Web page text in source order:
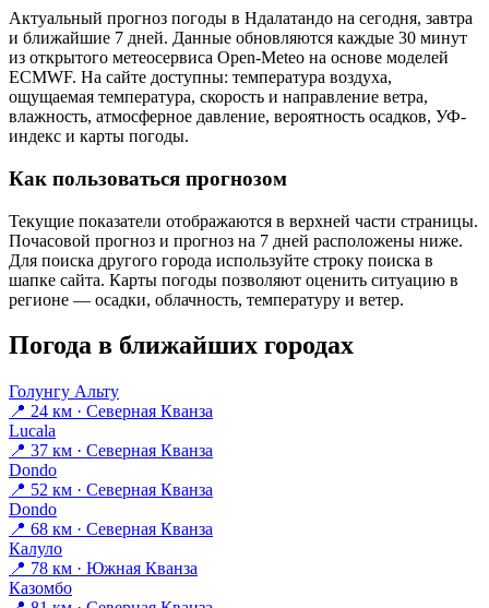
Актуальный прогноз погоды в Ндалатандо на сегодня, завтра
и ближайшие 7 дней. Данные обновляются каждые 30 минут
из открытого метеосервиса Open-Meteo на основе моделей
ECMWF. На сайте доступны: температура воздуха,
ощущаемая температура, скорость и направление ветра,
влажность, атмосферное давление, вероятность осадков, УФ-
индекс и карты погоды.
Как пользоваться прогнозом
Текущие показатели отображаются в верхней части страницы.
Почасовой прогноз и прогноз на 7 дней расположены ниже.
Для поиска другого города используйте строку поиска в
шапке сайта. Карты погоды позволяют оценить ситуацию в
регионе — осадки, облачность, температуру и ветер.
Погода в ближайших городах
Голунгу Альту
📍 24 км · Северная Кванза
Lucala
📍 37 км · Северная Кванза
Dondo
📍 52 км · Северная Кванза
Dondo
📍 68 км · Северная Кванза
Калуло
📍 78 км · Южная Кванза
Казомбо